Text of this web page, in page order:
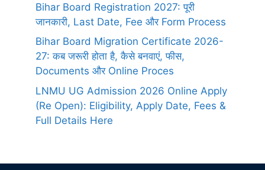
Bihar Board Registration 2027: पूरी
जानकारी, Last Date, Fee और Form Process
Bihar Board Migration Certificate 2026-
27: कब जरूरी होता है, कैसे बनवाएं, फीस,
Documents और Online Proces
LNMU UG Admission 2026 Online Apply
(Re Open): Eligibility, Apply Date, Fees &
Full Details Here